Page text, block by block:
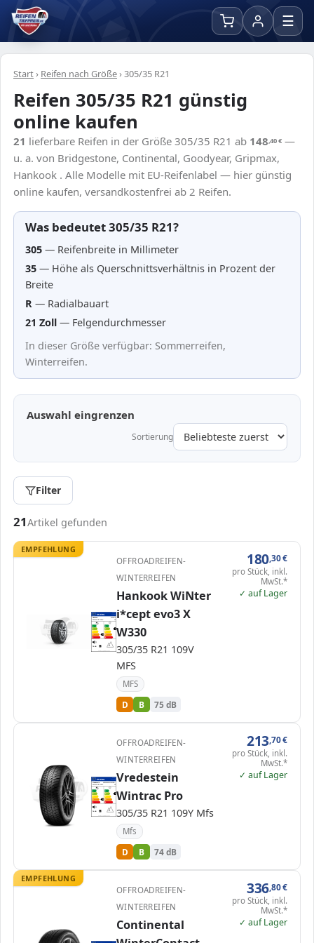
☰
Start› Reifen nach Größe›305/35 R21
Reifen 305/35 R21 günstig
online kaufen
21 lieferbare Reifen in der Größe 305/35 R21 ab 148,40€ —
u. a. von Bridgestone, Continental, Goodyear, Gripmax,
Hankook . Alle Modelle mit EU-Reifenlabel — hier günstig
online kaufen, versandkostenfrei ab 2 Reifen.
Was bedeutet 305/35 R21?
305 — Reifenbreite in Millimeter
35 — Höhe als Querschnittsverhältnis in Prozent der
Breite
R — Radialbauart
21 Zoll — Felgendurchmesser
In dieser Größe verfügbar: Sommerreifen,
Winterreifen.
Auswahl eingrenzen
Sortierung
Filter
Passende Reifen in 305/35 R21
21Artikel gefunden
EMPFEHLUNG
ENERG
Hankook 1026370
305/35 R21 109V C1
C C
75 dB B
OFFROADREIFEN-
WINTERREIFEN
Hankook WiNter
i*cept evo3 X
W330
305/35 R21 109V
MFS
MFS
D B 75 dB
180,30€
pro Stück, inkl.
MwSt.*
✓ auf Lager
ENERG 1000000
Vredestein
AP30535021YWPRA…
305/35 R21 109Y
C1
A
B
C
D
D
E
A
B B
C
D
E
74 dB
OFFROADREIFEN-
WINTERREIFEN
Vredestein
Wintrac Pro
305/35 R21 109Y Mfs
Mfs
D B 74 dB
213,70€
pro Stück, inkl.
MwSt.*
✓ auf Lager
EMPFEHLUNG
OFFROADREIFEN-
WINTERREIFEN
Continental
336,80€
pro Stück, inkl.
MwSt.*
✓ auf Lager